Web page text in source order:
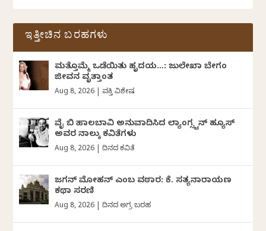
ಇತ್ತೀಚಿನ ಬರಹಗಳು
ಮತ್ತೊಮ್ಮೆ ಒಡೆಯಿತು ಹೃದಯ…: ಜುಲೇಖಾ ಬೇಗಂ
ಜೀವನ ವೃತ್ತಾಂತ
Aug 8, 2026 ವ್ಯಕ್ತಿ ವಿಶೇಷ
ವೈ ಬಿ ಹಾಲಬಾವಿ ಅನುವಾದಿಸಿದ ಲ್ಯಾಂಗ್ಸ್ಟನ್ ಹ್ಯೂಸ್
ಅವರ ನಾಲ್ಕು ಕವಿತೆಗಳು
Aug 8, 2026 |ದಿನದ ಕವಿತೆ
ಜಗನ್‌ ಮೋಹನ್‌ ಎಂಬ ವಠಾರ: ಕೆ. ಸತ್ಯನಾರಾಯಣ
ಕಥಾ ಸರಣಿ
Aug 8, 2026 |ದಿನದ ಅಗ್ರ ಬರಹ